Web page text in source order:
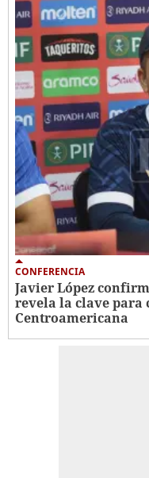
CONFERENCIA
Javier López
revela la clave para
Centroamericana